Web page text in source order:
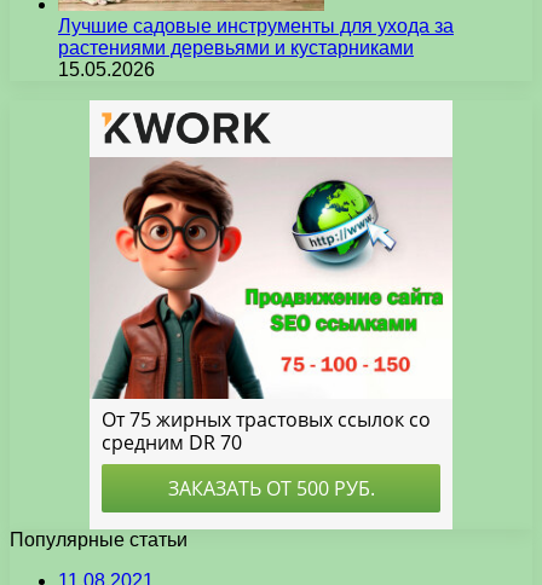
Лучшие садовые инструменты для ухода за
растениями деревьями и кустарниками
15.05.2026
Популярные статьи
11.08.2021